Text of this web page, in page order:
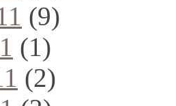
(9)
(1)
(2)